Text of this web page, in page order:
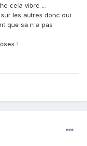
cela vibre ...
les autres donc oui
que sa n'a pas
!